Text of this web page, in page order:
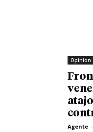
Opinion
Agente -